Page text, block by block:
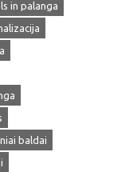
in palanga
baldai